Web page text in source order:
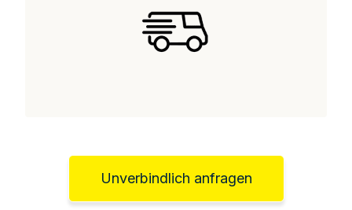
Unverbindlich anfragen